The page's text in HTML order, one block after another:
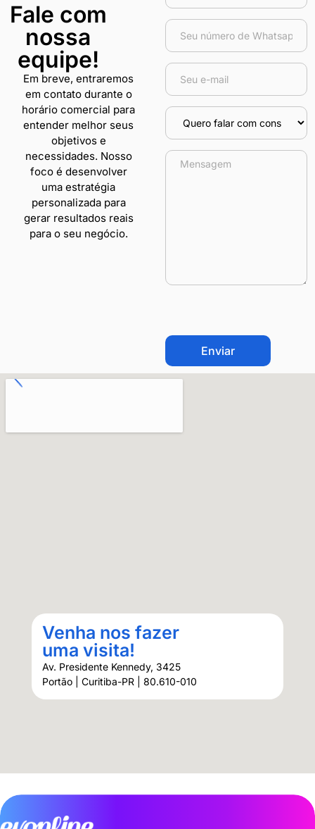
Fale com
nossa
equipe!
Em breve, entraremos
em contato durante o
horário comercial para
entender melhor seus
objetivos e
necessidades. Nosso
foco é desenvolver
uma estratégia
personalizada para
gerar resultados reais
para o seu negócio.
Venha nos fazer
uma visita!
Av. Presidente Kennedy, 3425
Portão | Curitiba-PR | 80.610-010